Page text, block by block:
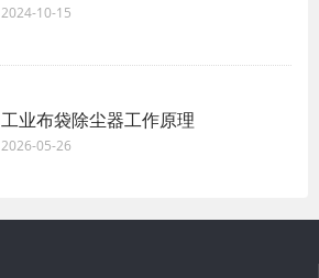
2024-10-15
工业布袋除尘器工作原理
2026-05-26